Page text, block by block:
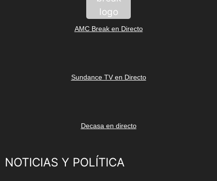
AMC Break en Directo
Sundance TV en Directo
Decasa en directo
NOTICIAS Y POLÍTICA